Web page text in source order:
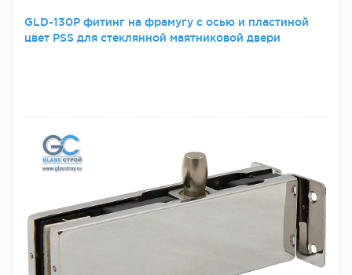
GLD-130P фитинг на фрамугу с осью и пластиной
цвет PSS для стеклянной маятниковой двери